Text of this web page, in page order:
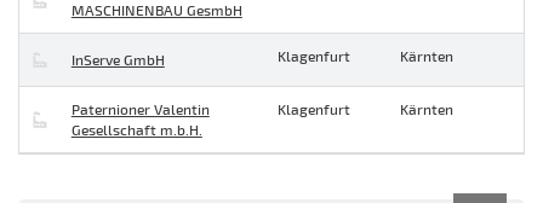
MASCHINENBAU GesmbH
InServe GmbH Klagenfurt Kärnten
Paternioner Valentin
Gesellschaft m.b.H.
Klagenfurt Kärnten